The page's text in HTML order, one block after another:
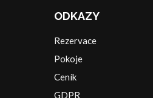
ODKAZY
Rezervace
Pokoje
Ceník
GDPR